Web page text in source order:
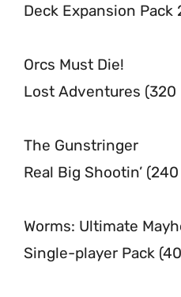
Deck Expansion Pack
Orcs Must Die!
Lost Adventures
The Gunstringer
Real Big Shootin’
Worms: Ultimate
Single-player Pack